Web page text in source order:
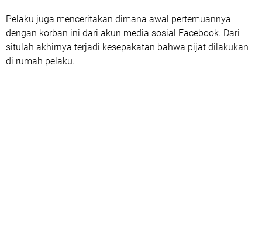
Pelaku juga menceritakan dimana awal pertemuannya
dengan korban ini dari akun media sosial Facebook. Dari
situlah akhirnya terjadi kesepakatan bahwa pijat dilakukan
di rumah pelaku.